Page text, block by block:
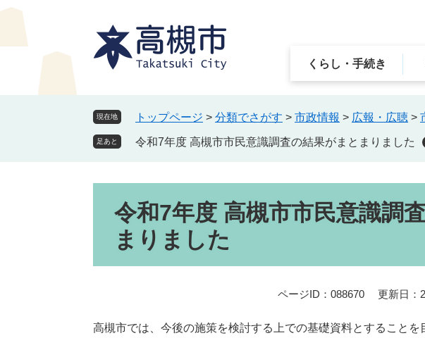
ペ
メ
くらし・手続き
現在地 トップページ > 分類でさがす > 市政情報 > 広報・広聴 >
足あと 令和7年度 高槻市市民意識調査の結果がまとまりました
令和7年度 高槻市市民意識調
まりました
ページID：088670 更新日：
高槻市では、今後の施策を検討する上での基礎資料とすることを